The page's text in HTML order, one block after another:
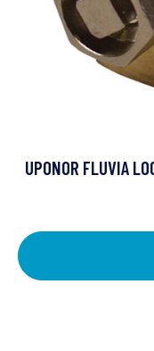
UPONOR FLUVIA